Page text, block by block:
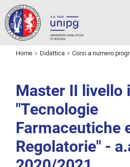
Home Didattica Corsi a numero
Master II livello
"Tecnologie
Farmaceutiche
Regolatorie" -